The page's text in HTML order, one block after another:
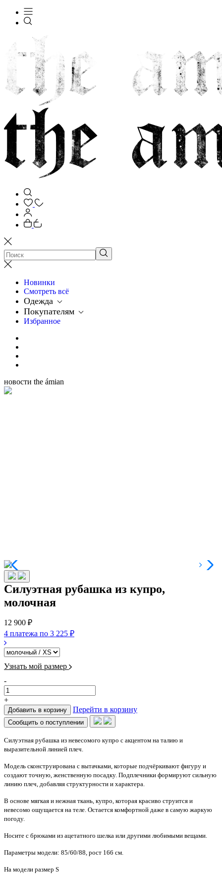
Новинки
Смотреть всё
Одежда
Покупателям
Избранное
новости the ámian
Силуэтная рубашка из купро,
молочная
12 900 ₽
4 платежа по 3 225 ₽
Узнать мой размер
-
+
Добавить в корзину Перейти в корзину
Сообщить о поступлении
Силуэтная рубашка из невесомого купро с акцентом на талию и
выразительной линией плеч.
Модель сконструирована с вытачками, которые подчёркивают фигуру и
создают точную, женственную посадку. Подплечники формируют сильную
линию плеч, добавляя структурности и характера.
В основе мягкая и нежная ткань, купро, которая красиво струится и
невесомо ощущается на теле. Остается комфортной даже в самую жаркую
погоду.
Носите с брюками из ацетатного шелка или другими любимыми вещами.
Параметры модели: 85/60/88, рост 166 см.
На модели размер S